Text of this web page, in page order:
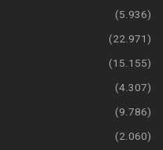
(5.936)
(22.971)
(15.155)
(4.307)
(9.786)
(2.060)